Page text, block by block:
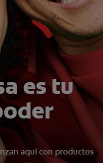
SELECCIÓN DE PRODUCTOS
PARA PROFESIONALES
CUPONES
DÓNDE COMPRAR
BO (ES)
SUSCRÍBETE
es tu
aquí con productos